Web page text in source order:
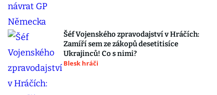
Šéf Vojenského zpravodajství v Hráčích:
Zamíří sem ze zákopů desetitisíce
Ukrajinců! Co s nimi?
Blesk hráči